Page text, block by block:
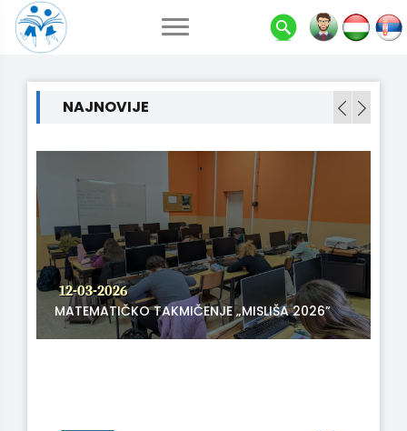
NAJNOVIJE
12-03-2026
MATEMATIČKO TAKMIČENJE „MISLIŠA 2026”